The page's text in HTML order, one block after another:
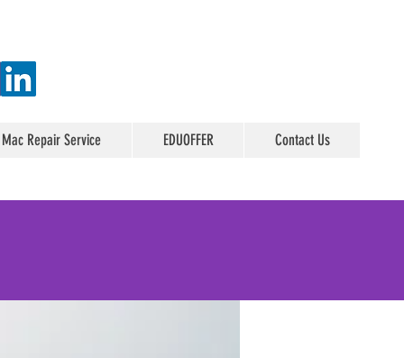
Repair Service EDUOFFER Contact Us